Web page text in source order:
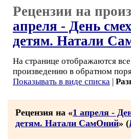
Рецензии на
апреля - День
детям. Натали
На странице отображаются
произведению в обратном
Показывать в виде списка |
Рецензия на «1 апреля -
детям. Натали СамОний» (